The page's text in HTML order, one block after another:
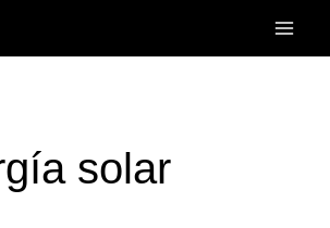
Main
solar